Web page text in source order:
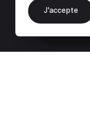
J'accepte